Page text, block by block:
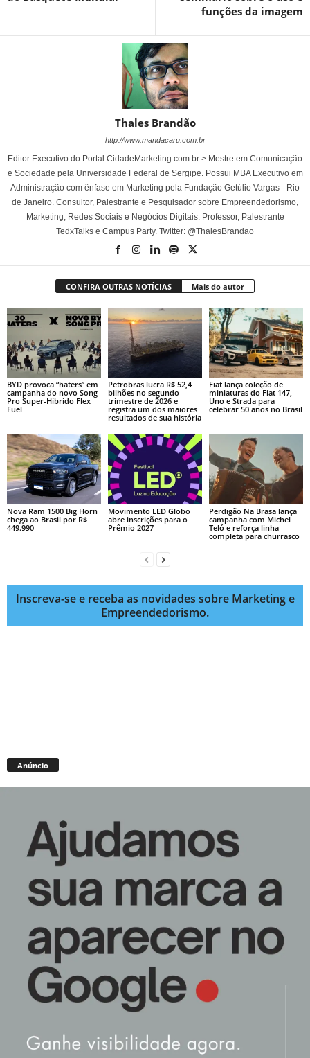
funções da imagem
Thales Brandão
http://www.mandacaru.com.br
Editor Executivo do Portal CidadeMarketing.com.br > Mestre em Comunicação
e Sociedade pela Universidade Federal de Sergipe. Possui MBA Executivo em
Administração com ênfase em Marketing pela Fundação Getúlio Vargas - Rio
de Janeiro. Consultor, Palestrante e Pesquisador sobre Empreendedorismo,
Marketing, Redes Sociais e Negócios Digitais. Professor, Palestrante
TedxTalks e Campus Party. Twitter: @ThalesBrandao
CONFIRA OUTRAS NOTÍCIAS Mais do autor
BYD provoca “haters” em
campanha do novo Song
Pro Super-Híbrido Flex
Fuel
Petrobras lucra R$ 52,4
bilhões no segundo
trimestre de 2026 e
registra um dos maiores
resultados de sua história
Fiat lança coleção de
miniaturas do Fiat 147,
Uno e Strada para
celebrar 50 anos no Brasil
Nova Ram 1500 Big Horn
chega ao Brasil por R$
449.990
Movimento LED Globo
abre inscrições para o
Prêmio 2027
Perdigão Na Brasa lança
campanha com Michel
Teló e reforça linha
completa para churrasco
Inscreva-se e receba as novidades sobre Marketing e
Empreendedorismo.
Anúncio